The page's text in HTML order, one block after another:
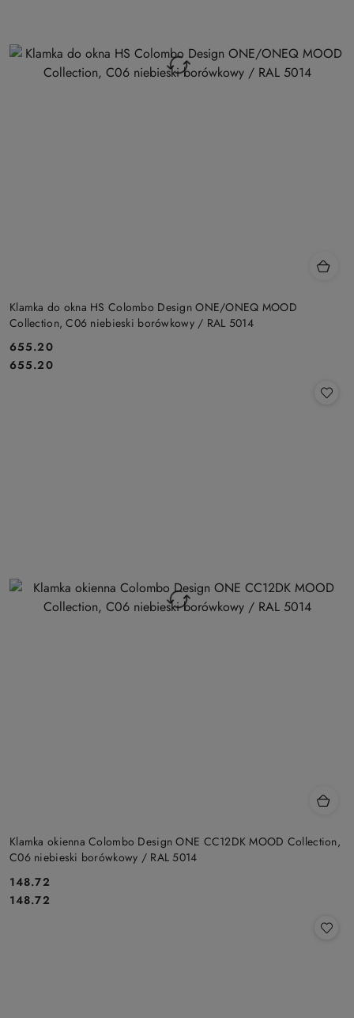
Klamka do okna HS Colombo Design ONE/ONEQ MOOD
Collection, C06 niebieski borówkowy / RAL 5014
Cena:
655.20
Cena:
655.20
Klamka okienna Colombo Design ONE CC12DK MOOD Collection,
C06 niebieski borówkowy / RAL 5014
Cena:
148.72
Cena:
148.72